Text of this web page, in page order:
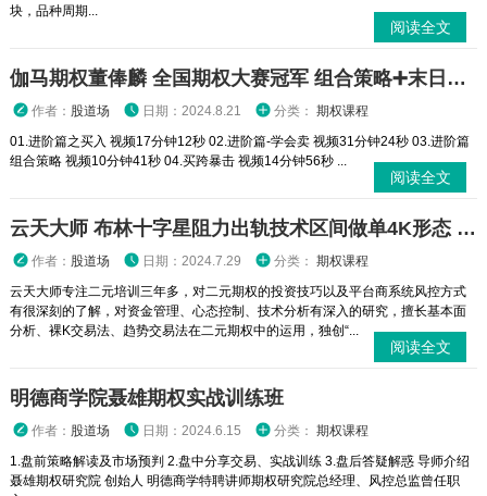
块，品种周期...
阅读全文
伽马期权董俸麟 全国期权大赛冠军 组合策略➕末日轮视频课程
作者： 股道场 日期：2024.8.21 分类： 期权课程
01.进阶篇之买入 视频17分钟12秒 02.进阶篇-学会卖 视频31分钟24秒 03.进阶篇
组合策略 视频10分钟41秒 04.买跨暴击 视频14分钟56秒 ...
阅读全文
云天大师 布林十字星阻力出轨技术区间做单4K形态 二元期权外汇实战培训视频课程
作者： 股道场 日期：2024.7.29 分类： 期权课程
云天大师专注二元培训三年多，对二元期权的投资技巧以及平台商系统风控方式
有很深刻的了解，对资金管理、心态控制、技术分析有深入的研究，擅长基本面
分析、裸K交易法、趋势交易法在二元期权中的运用，独创“...
阅读全文
明德商学院聂雄期权实战训练班
作者： 股道场 日期：2024.6.15 分类： 期权课程
1.盘前策略解读及市场预判 2.盘中分享交易、实战训练 3.盘后答疑解惑 导师介绍
聂雄期权研究院 创始人 明德商学特聘讲师期权研究院总经理、风控总监曾任职